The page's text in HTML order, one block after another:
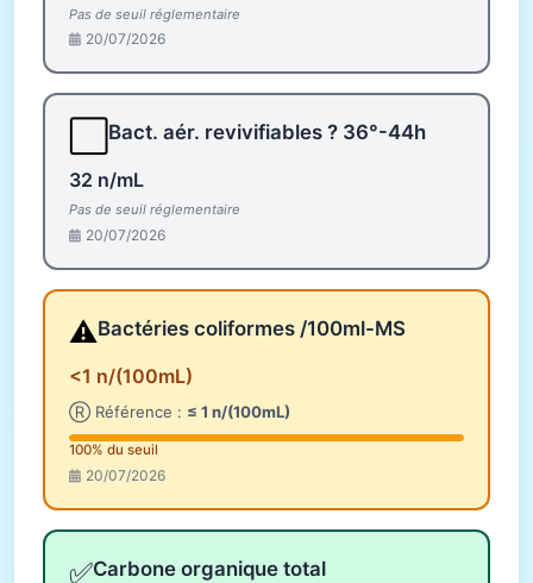
Pas de seuil réglementaire
20/07/2026
Bact. aér. revivifiables ? 36°-44h
32 n/mL
Pas de seuil réglementaire
20/07/2026
⚠️Bactéries coliformes /100ml-MS
<1 n/(100mL)
Ⓡ Référence : ≤ 1 n/(100mL)
100% du seuil
20/07/2026
✅Carbone organique total